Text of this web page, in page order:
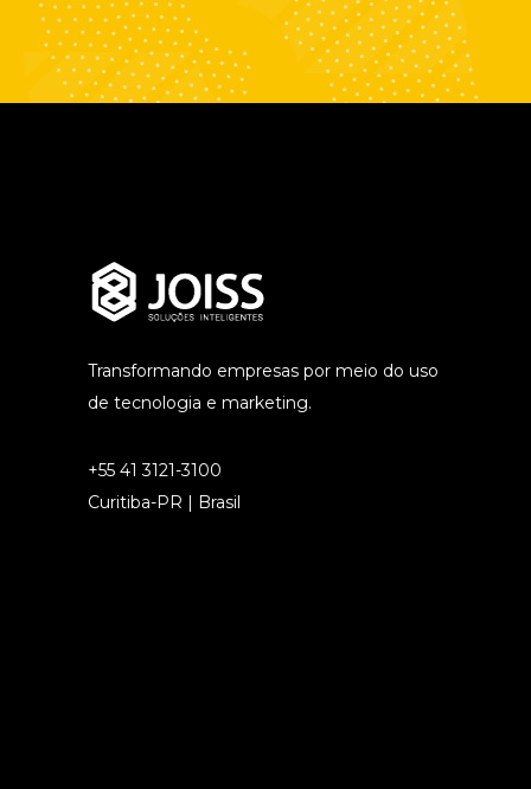
Transformando empresas por meio do uso
de tecnologia e marketing.
+55 41 3121-3100
Curitiba-PR | Brasil